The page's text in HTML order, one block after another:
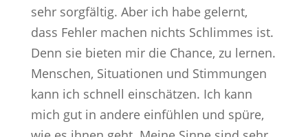
sehr sorgfältig. Aber ich habe gelernt,
dass Fehler machen nichts Schlimmes ist.
Denn sie bieten mir die Chance, zu lernen.
Menschen, Situationen und Stimmungen
kann ich schnell einschätzen. Ich kann
mich gut in andere einfühlen und spüre,